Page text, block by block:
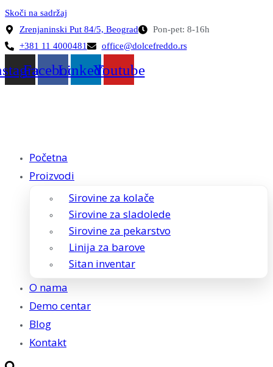
Skoči na sadržaj
Zrenjaninski Put 84/5, Beograd
Pon-pet: 8-16h
+381 11 4000481
office@dolcefreddo.rs
FacebookLinkedinYoutube
Početna
Proizvodi
Sirovine za kolače
Sirovine za sladolede
Sirovine za pekarstvo
Linija za barove
Sitan inventar
O nama
Demo centar
Blog
Kontakt